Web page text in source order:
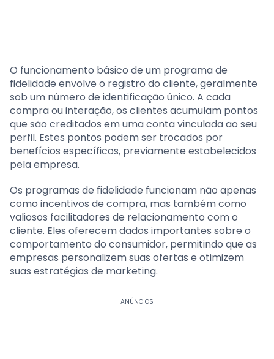
O funcionamento básico de um programa de
fidelidade envolve o registro do cliente, geralmente
sob um número de identificação único. A cada
compra ou interação, os clientes acumulam pontos
que são creditados em uma conta vinculada ao seu
perfil. Estes pontos podem ser trocados por
benefícios específicos, previamente estabelecidos
pela empresa.
Os programas de fidelidade funcionam não apenas
como incentivos de compra, mas também como
valiosos facilitadores de relacionamento com o
cliente. Eles oferecem dados importantes sobre o
comportamento do consumidor, permitindo que as
empresas personalizem suas ofertas e otimizem
suas estratégias de marketing.
ANÚNCIOS